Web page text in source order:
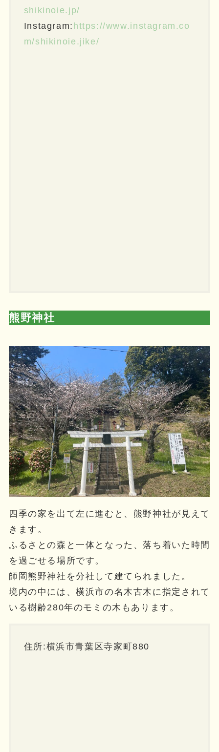
shikinoie.jp/
Instagram: https://www.instagram.co
m/shikinoie.jike/
熊野神社
四季の家を出て左に進むと、熊野神社が見えて
きます。
ふるさとの森と一体となった、落ち着いた時間
を過ごせる場所です。
師岡熊野神社を分社して建てられました。
境内の中には、横浜市の名木古木に指定されて
いる樹齢280年のモミの木もあります。
住所:横浜市青葉区寺家町880